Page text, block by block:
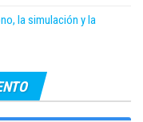
la simulación y la